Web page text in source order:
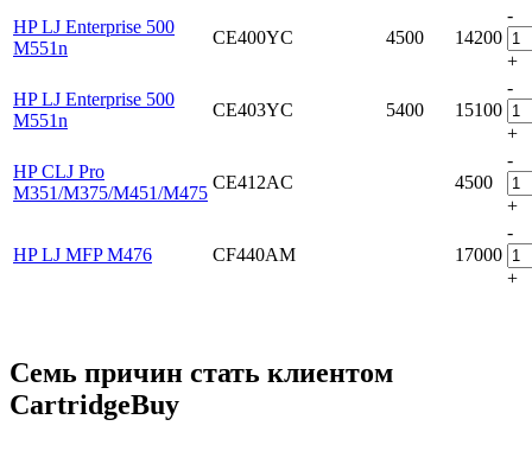
HP LJ Enterprise 500
M551n
CE400YC 4500 14200
-
+
HP LJ Enterprise 500
M551n
CE403YC 5400 15100
-
+
HP CLJ Pro
M351/M375/M451/M475
CE412AC 4500
-
+
HP LJ MFP M476 CF440AM 17000
-
+
Семь причин стать клиентом
CartridgeBuy